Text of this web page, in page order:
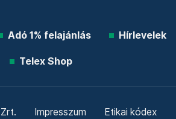
Adó 1% felajánlás Hírlevelek
Telex Shop
Impresszum Etikai kódex